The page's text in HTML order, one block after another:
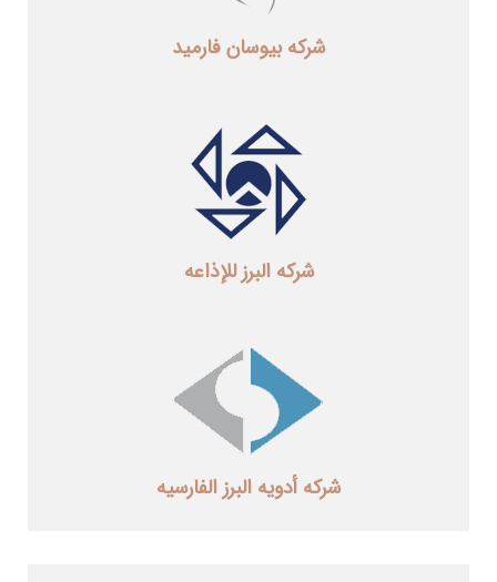
شرکه بیوسان فارمید
شرکه البرز للإذاعه
شرکه أدویه البرز الفارسیه